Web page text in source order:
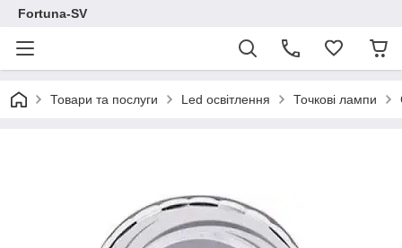
Fortuna-SV
Товари та послуги Led освітлення Точкові лампи